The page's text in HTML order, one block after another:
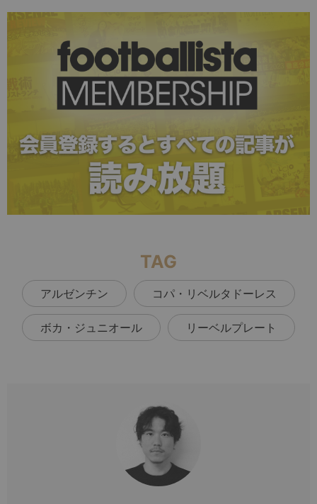
TAG
アルゼンチン コパ・リベルタドーレス
ボカ・ジュニオール リーベルプレート